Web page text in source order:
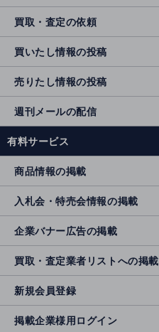
買取・査定の依頼
買いたし情報の投稿
売りたし情報の投稿
週刊メールの配信
有料サービス
商品情報の掲載
入札会・特売会情報の掲載
企業バナー広告の掲載
買取・査定業者リストへの掲載
新規会員登録
掲載企業様用ログイン